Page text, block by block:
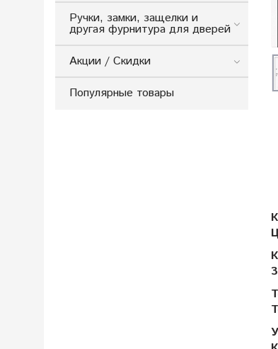
Ручки, замки, защелки и
другая фурнитура для дверей
Акции / Скидки
Популярные товары